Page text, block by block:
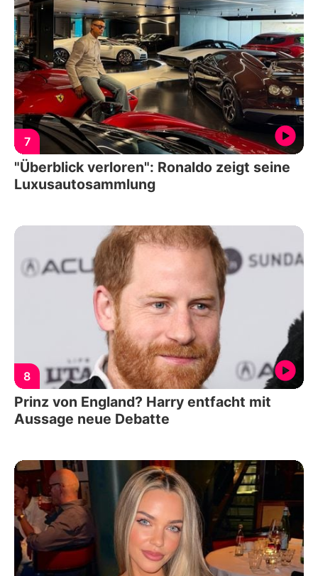
7
"Überblick verloren": Ronaldo zeigt seine
Luxusautosammlung
8
Prinz von England? Harry entfacht mit
Aussage neue Debatte